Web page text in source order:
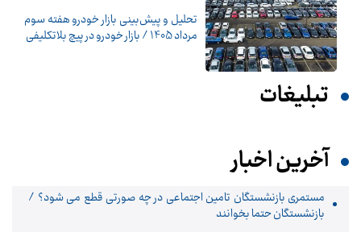
تحلیل و پیش‌بینی بازار خودرو هفته سوم
مرداد 1405 / بازار خودرو در پیچ بلاتکلیفی
تبلیغات
آخرین اخبار
مستمری بازنشستگان تامین اجتماعی در چه صورتی قطع می شود؟ /
بازنشستگان حتما بخوانند